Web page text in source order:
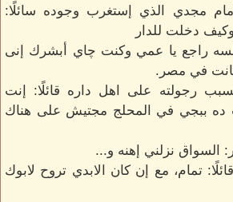
مجدي الذي إستغرب وجوده سائلًا:
دخلت للدار
لسه راجع يا عمي وكنت چاي أبشرك إنى
في مصر.
رجولته على اهل داره قائلًا: إنت
ببجي في المحلج مجتيش على هناك
السواق نزلني إهنه و...
تمام، مع إن كان الابدي تروح لابوك